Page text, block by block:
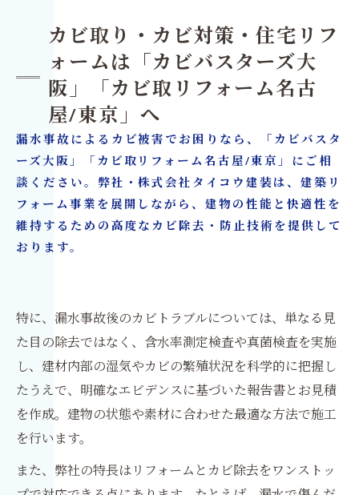
カビ取り・カビ対策・住宅リフ
ォームは「カビバスターズ大
阪」「カビ取リフォーム名古
屋/東京」へ
漏水事故によるカビ被害でお困りなら、「カビバスタ
ーズ大阪」「カビ取リフォーム名古屋/東京」にご相
談ください。弊社・株式会社タイコウ建装は、建築リ
フォーム事業を展開しながら、建物の性能と快適性を
維持するための高度なカビ除去・防止技術を提供して
おります。
特に、漏水事故後のカビトラブルについては、単なる見
た目の除去ではなく、含水率測定検査や真菌検査を実施
し、建材内部の湿気やカビの繁殖状況を科学的に把握し
たうえで、明確なエビデンスに基づいた報告書とお見積
を作成。建物の状態や素材に合わせた最適な方法で施工
を行います。
また、弊社の特長はリフォームとカビ除去をワンストッ